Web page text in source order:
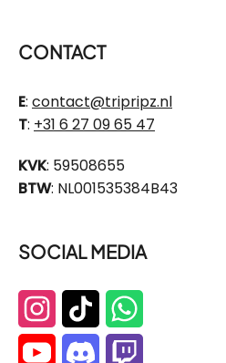
CONTACT
E: contact@tripripz.nl
T: +31 6 27 09 65 47
KVK: 59508655
BTW: NL001535384B43
SOCIAL MEDIA